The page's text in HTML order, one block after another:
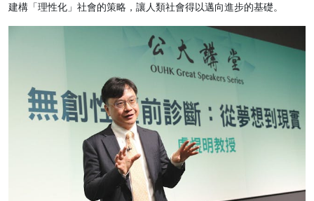
建構「理性化」社會的策略，讓人類社會得以邁向進步的基礎。